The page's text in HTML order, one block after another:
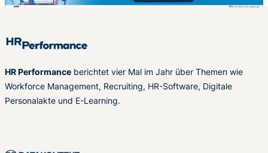
HR Performance berichtet vier Mal im Jahr über Themen wie
Workforce Management, Recruiting, HR-Software, Digitale
Personalakte und E-Learning.